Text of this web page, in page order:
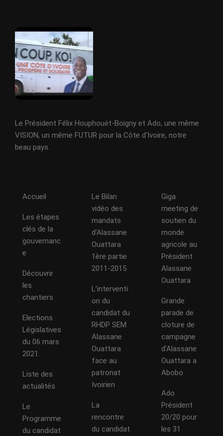
Le Président Félix Houphouët-Boigny et Ado, une même
VISION, un même FUTUR pour la Côte d'Ivoire, notre
beau pays.
Accueil
Les étapes
clés de la
gouvernanc
e
Découvrir
les
chantiers
Elections
Législatives
du 06 mars
2021.
Liste des
actualités
Le
Programme
du candidat
Le Bilan
vidéo des
mandats
d’Alassane
Ouattara
1ère partie
2011-2015
L’interventi
on du
candidat du
RHDP SEM
Alassane
Ouattara
face au
patronat
Ivoirien
La
rencontre
du candidat
Giga
meeting de
soutien du
monde
agricole au
Président
Alassane
Ouattara
Grande
parade de
cloture de
campagne
d’Alassane
Ouattara a
Abobo
Ado
Président
20/20 pour
les 31